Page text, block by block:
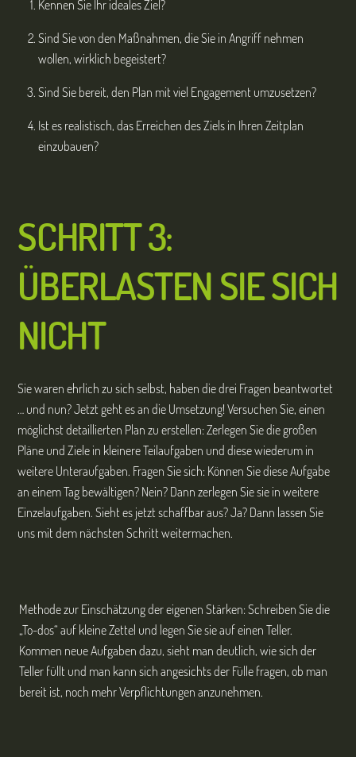
Kennen Sie Ihr ideales Ziel?
Sind Sie von den Maßnahmen, die Sie in Angriff nehmen
wollen, wirklich begeistert?
Sind Sie bereit, den Plan mit viel Engagement umzusetzen?
Ist es realistisch, das Erreichen des Ziels in Ihren Zeitplan
einzubauen?
SCHRITT 3:
ÜBERLASTEN SIE SICH
NICHT
Sie waren ehrlich zu sich selbst, haben die drei Fragen beantwortet
… und nun? Jetzt geht es an die Umsetzung! Versuchen Sie, einen
möglichst detaillierten Plan zu erstellen: Zerlegen Sie die großen
Pläne und Ziele in kleinere Teilaufgaben und diese wiederum in
weitere Unteraufgaben. Fragen Sie sich: Können Sie diese Aufgabe
an einem Tag bewältigen? Nein? Dann zerlegen Sie sie in weitere
Einzelaufgaben. Sieht es jetzt schaffbar aus? Ja? Dann lassen Sie
uns mit dem nächsten Schritt weitermachen.
Methode zur Einschätzung der eigenen Stärken: Schreiben Sie die
„To-dos“ auf kleine Zettel und legen Sie sie auf einen Teller.
Kommen neue Aufgaben dazu, sieht man deutlich, wie sich der
Teller füllt und man kann sich angesichts der Fülle fragen, ob man
bereit ist, noch mehr Verpflichtungen anzunehmen.